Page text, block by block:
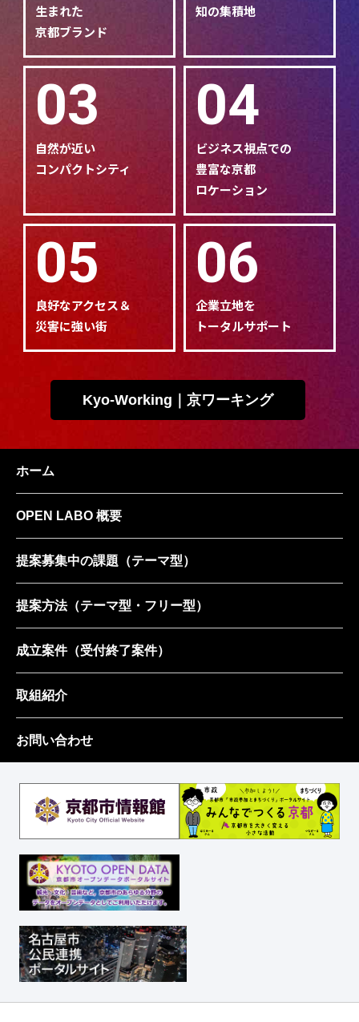
生まれた
京都ブランド
知の集積地
03
自然が近い
コンパクトシティ
04
ビジネス視点での
豊富な京都
ロケーション
05
良好なアクセス＆
災害に強い街
06
企業立地を
トータルサポート
Kyo-Working｜京ワーキング
ホーム
OPEN LABO 概要
提案募集中の課題 （テーマ型）
提案方法（テーマ型・フリー型）
成立案件（受付終了案件）
取組紹介
お問い合わせ